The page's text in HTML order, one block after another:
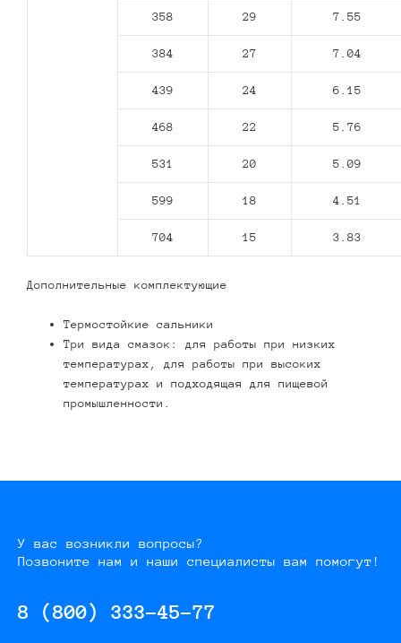
358 29 7.55
384 27 7.04
439 24 6.15
468 22 5.76
531 20 5.09
599 18 4.51
704 15 3.83
Дополнительные комплектующие
Термостойкие сальники
Три вида смазок: для работы при низких
температурах, для работы при высоких
температурах и подходящая для пищевой
промышленности.
У вас возникли вопросы?
Позвоните нам и наши специалисты вам помогут!
8 (800) 333-45-77